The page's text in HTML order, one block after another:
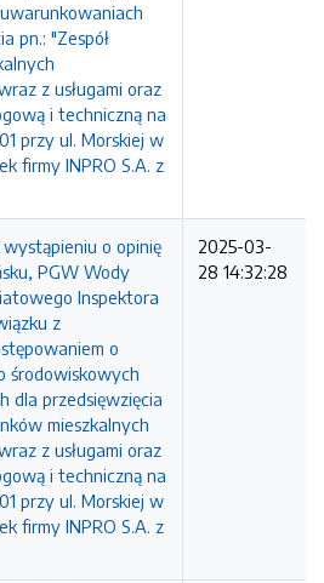
pn.: "Zespół
z usługami oraz
i techniczną na
przy ul. Morskiej w
firmy INPRO S.A. z
o opinię
PGW Wody
Inspektora
z
o
środowiskowych
dla przedsięwzięcia
mieszkalnych
z usługami oraz
i techniczną na
przy ul. Morskiej w
firmy INPRO S.A. z
2025-03-
28 14:32:28